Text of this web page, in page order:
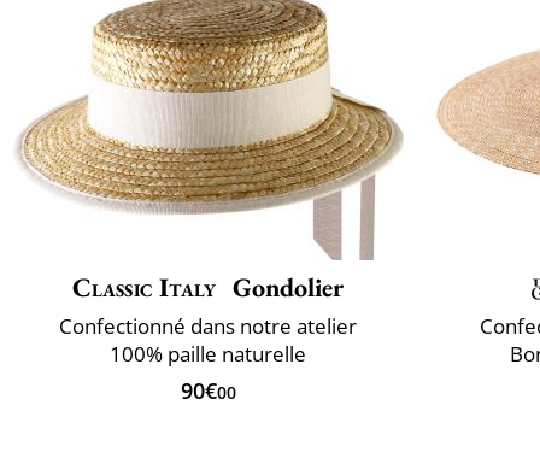
Classic Italy Gondolier
Confectionné dans notre atelier
100% paille naturelle
90€00